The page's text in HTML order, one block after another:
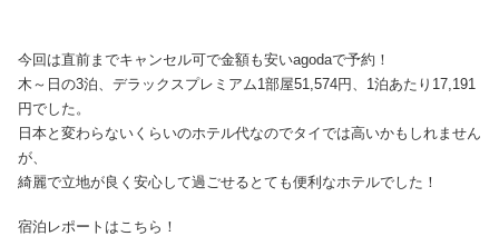
今回は直前までキャンセル可で金額も安いagodaで予約！
木～日の3泊、デラックスプレミアム1部屋51,574円、1泊あたり17,191
円でした。
日本と変わらないくらいのホテル代なのでタイでは高いかもしれません
が、
綺麗で立地が良く安心して過ごせるとても便利なホテルでした！
宿泊レポートはこちら！